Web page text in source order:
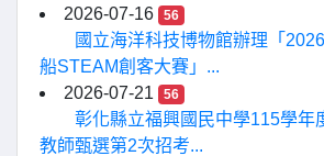
2026-07-16
56
國立海洋科技博物館辦理「
船STEAM創客大賽」...
2026-07-21
56
彰化縣立福興國民中學115學年
教師甄選第2次招考...